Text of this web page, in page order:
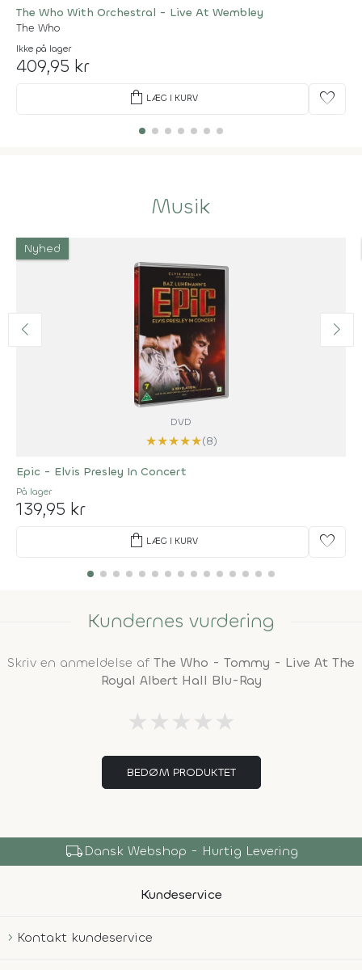
The Who With Orchestral - Live At Wembley
The Who
Ikke på lager
409,95 kr
shopping_bag LÆG I KURV favorite
Musik
Nyhed
DVD
★★★★★(8)
Epic - Elvis Presley In Concert
På lager
139,95 kr
shopping_bag LÆG I KURV favorite
Kundernes vurdering
Skriv en anmeldelse af The Who - Tommy - Live At The
Royal Albert Hall Blu-Ray
★ ★ ★ ★ ★
BEDØM PRODUKTET
local_shippingDansk Webshop - Hurtig Levering
Kundeservice
Kontakt kundeservice